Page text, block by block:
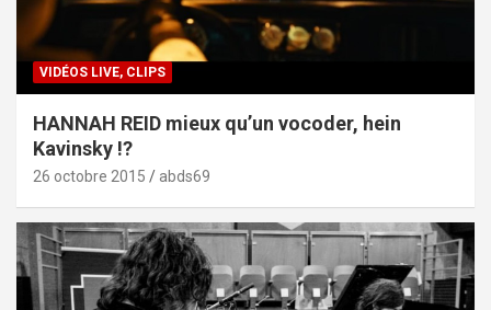
VIDÉOS LIVE, CLIPS
HANNAH REID mieux qu’un vocoder, hein
Kavinsky !?
26 octobre 2015 abds69